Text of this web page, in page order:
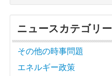
ニュースカテゴリー
その他の時事問題
エネルギー政策